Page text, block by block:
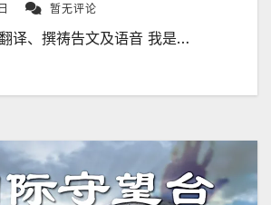
暂无评论
译、撰祷告文及语音 我是…